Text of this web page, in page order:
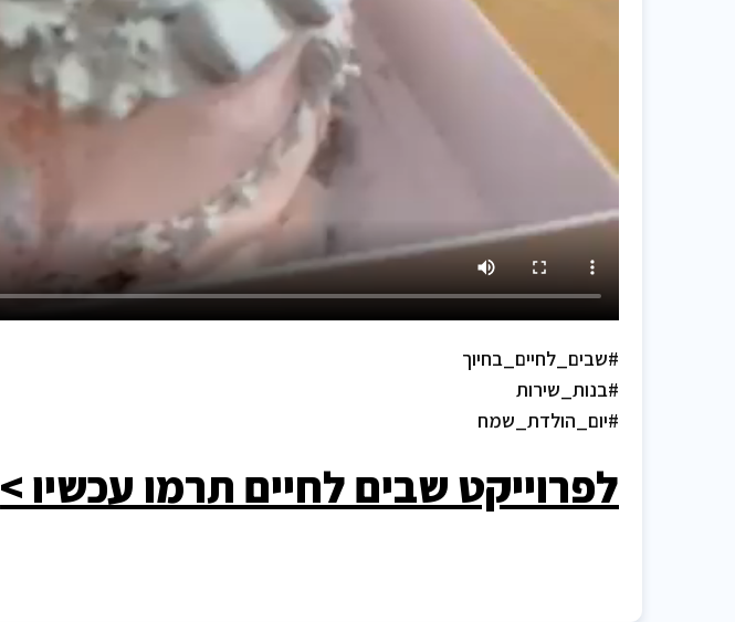
#שבים_לחיים_בחיוך
#בנות_שירות
#יום_הולדת_שמח
לפרוייקט שבים לחיים תרמו עכשיו >